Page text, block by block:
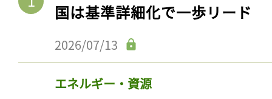
国は基準詳細化で一歩リード
2026/07/13
エネルギー・資源